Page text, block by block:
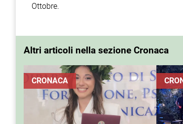
Ottobre.
Altri articoli nella sezione Cronaca
CRONACA